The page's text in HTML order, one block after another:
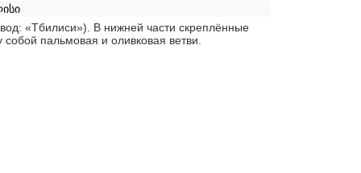
«Тбилиси»). В нижней части скреплённые
собой пальмовая и оливковая ветви.